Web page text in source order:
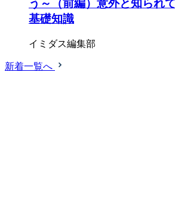
う～（前編）意外と知られ
基礎知識
イミダス編集部
新着一覧へ